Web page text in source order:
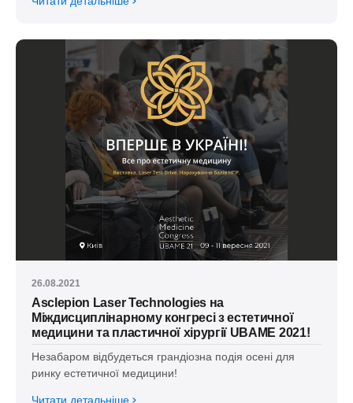
26.08.2021
Asclepion Laser Technologies на
Міждисциплінарному конгресі з естетичної
медицини та пластичної хірургії UBAME 2021!
Незабаром відбудеться грандіозна подія осені для
ринку естетичної медицини!
Читати детальніше